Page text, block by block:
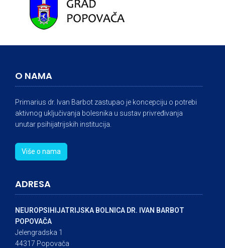
O NAMA
Primarius dr. Ivan Barbot zastupao je koncepciju o potrebi
aktivnog uključivanja bolesnika u sustav privređivanja
unutar psihijatrijskih institucija.
Više o nama
ADRESA
NEUROPSIHIJATRIJSKA BOLNICA DR. IVAN BARBOT
POPOVAČA
Jelengradska 1
44317 Popovača